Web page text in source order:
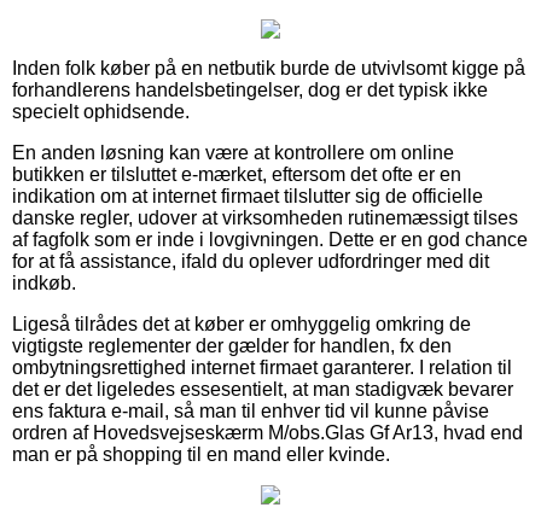
Inden folk køber på en netbutik burde de utvivlsomt kigge på
forhandlerens handelsbetingelser, dog er det typisk ikke
specielt ophidsende.
En anden løsning kan være at kontrollere om online
butikken er tilsluttet e-mærket, eftersom det ofte er en
indikation om at internet firmaet tilslutter sig de officielle
danske regler, udover at virksomheden rutinemæssigt tilses
af fagfolk som er inde i lovgivningen. Dette er en god chance
for at få assistance, ifald du oplever udfordringer med dit
indkøb.
Ligeså tilrådes det at køber er omhyggelig omkring de
vigtigste reglementer der gælder for handlen, fx den
ombytningsrettighed internet firmaet garanterer. I relation til
det er det ligeledes essesentielt, at man stadigvæk bevarer
ens faktura e-mail, så man til enhver tid vil kunne påvise
ordren af Hovedsvejseskærm M/obs.Glas Gf Ar13, hvad end
man er på shopping til en mand eller kvinde.